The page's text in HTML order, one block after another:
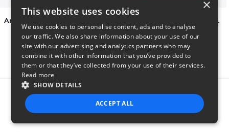
Persian Cat watching Cats TV
Report this product
×
This website uses cookies
We use cookies to personalise content, ads and to analyse
our traffic. We also share information about your use of our
site with our advertising and analytics partners who may
combine it with other information that you’ve provided to
them or that they’ve collected from your use of their services.
Read more
SHOW DETAILS
ACCEPT ALL
STRICTLY NECESSARY PERFORMANCE